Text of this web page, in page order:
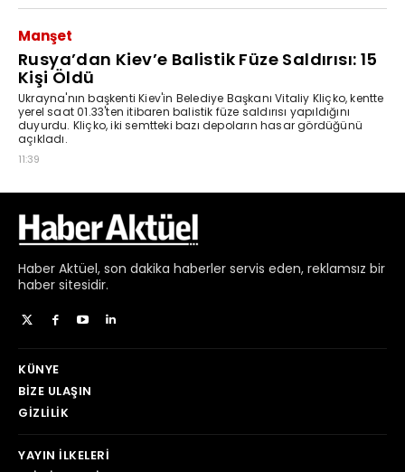
Haber Aktüel, son dakika haberler servis eden, reklamsız bir
haber sitesidir.
KÜNYE
BIZE ULAŞIN
GIZLILIK
YAYIN İLKELERI